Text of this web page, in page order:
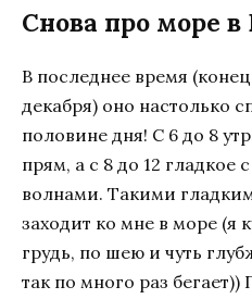
Снова про море в
В последнее время
декабря) оно настолько
половине дня! С 6 до 8
прям, а с 8 до 12 гладкое
волнами. Такими
заходит ко мне в море (я
грудь, по шею и чуть
так по много раз